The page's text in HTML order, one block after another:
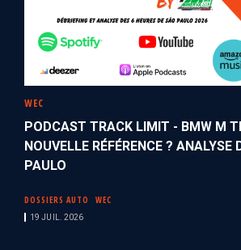
WEC
PODCAST TRACK LIMIT - BMW M
NOUVELLE RÉFÉRENCE ? ANALYSE
PAULO
DOSSIERS AUTO WEC
19 JUIL. 2026